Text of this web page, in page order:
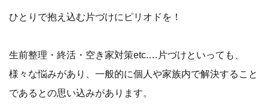
ひとりで抱え込む片づけにピリオドを！
生前整理・終活・空き家対策etc.…片づけといっても、
様々な悩みがあり、一般的に個人や家族内で解決すること
であるとの思い込みがあります。